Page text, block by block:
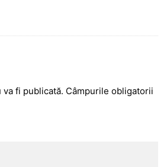
va fi publicată. Câmpurile obligatorii